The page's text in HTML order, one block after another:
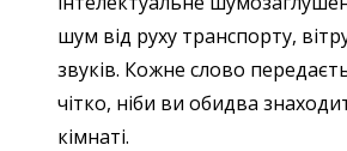
шум від руху транспорту,
звуків. Кожне слово
чітко, ніби ви обидва
кімнаті.